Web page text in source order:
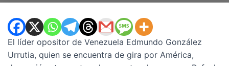
El líder opositor de Venezuela Edmundo González
Urrutia, quien se encuentra de gira por América,